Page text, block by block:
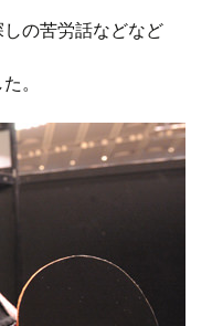
の苦労話などなど
。